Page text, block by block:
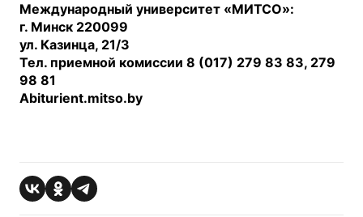
Международный университет «МИТСО»:
г. Минск 220099
ул. Казинца, 21/3
Тел. приемной комиссии 8 (017) 279 83 83, 279
98 81
Abiturient.mitso.by